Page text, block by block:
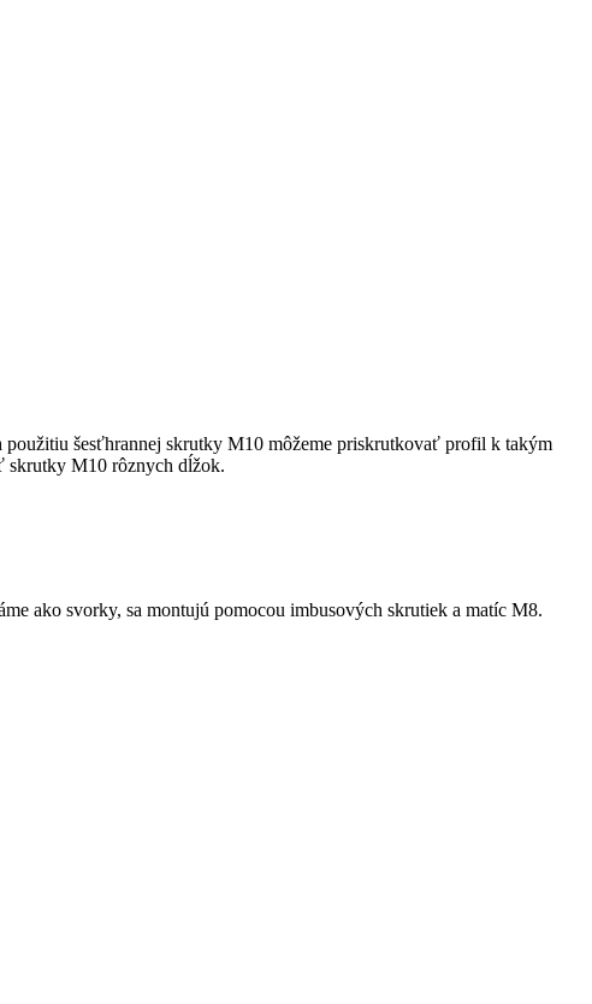
šesťhrannej skrutky M10 môžeme priskrutkovať profil k takým
skrutky M10 rôznych dĺžok.
ako svorky, sa montujú pomocou imbusových skrutiek a matíc M8.